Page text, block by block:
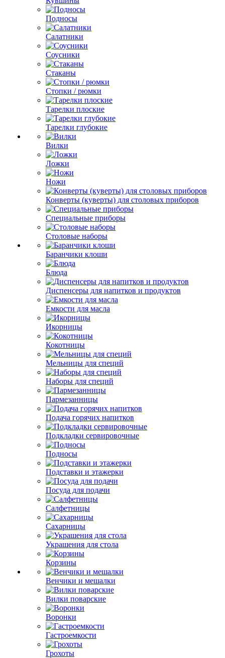
Подносы
Салатники
Соусники
Стаканы
Стопки / рюмки
Тарелки плоские
Тарелки глубокие
Вилки
Ложки
Ножи
Конверты (куверты) для столовых приборов
Специальные приборы
Столовые наборы
Баранчики клоши
Блюда
Диспенсеры для напитков и продуктов
Емкости для масла
Икорницы
Кокотницы
Мельницы для специй
Наборы для специй
Пармезанницы
Подача горячих напитков
Подкладки сервировочные
Подносы
Подставки и этажерки
Посуда для подачи
Салфетницы
Сахарницы
Украшения для стола
Корзины
Венчики и мешалки
Вилки поварские
Воронки
Гастроемкости
Грохоты